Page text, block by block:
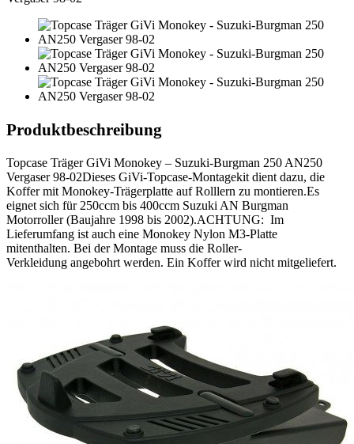
Produktbeschreibung
Topcase Träger GiVi Monokey – Suzuki-Burgman 250 AN250
Vergaser 98-02Dieses GiVi-Topcase-Montagekit dient dazu, die
Koffer mit Monokey-Trägerplatte auf Rolllern zu montieren.Es
eignet sich für 250ccm bis 400ccm Suzuki AN Burgman
Motorroller (Baujahre 1998 bis 2002).ACHTUNG: Im
Lieferumfang ist auch eine Monokey Nylon M3-Platte
mitenthalten. Bei der Montage muss die Roller-
Verkleidung angebohrt werden. Ein Koffer wird nicht mitgeliefert.